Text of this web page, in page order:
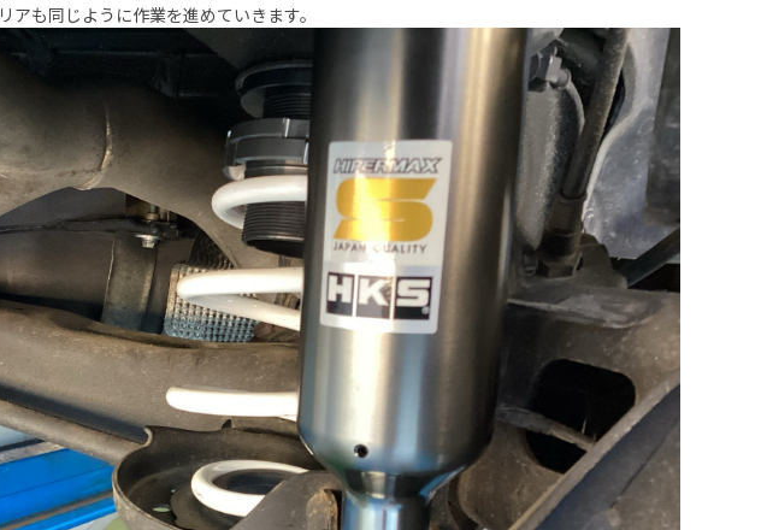
リアも同じように作業を進めていきます。